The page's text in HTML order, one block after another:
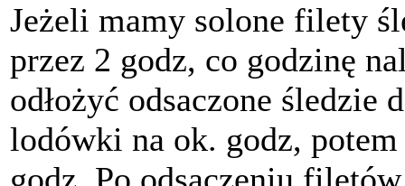
Jeżeli mamy solone filety
przez 2 godz, co godzinę
odłożyć odsaczone śledzie
lodówki na ok. godz,